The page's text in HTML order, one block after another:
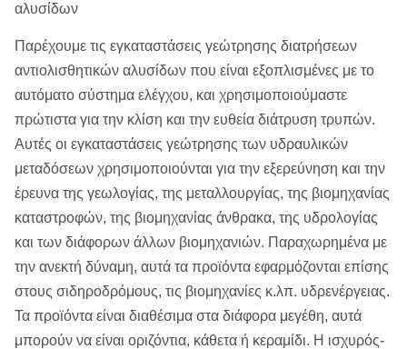
αλυσίδων
Παρέχουμε τις εγκαταστάσεις γεώτρησης διατρήσεων
αντιολισθητικών αλυσίδων που είναι εξοπλισμένες με το
αυτόματο σύστημα ελέγχου, και χρησιμοποιούμαστε
πρώτιστα για την κλίση και την ευθεία διάτρυση τρυπών.
Αυτές οι εγκαταστάσεις γεώτρησης των υδραυλικών
μεταδόσεων χρησιμοποιούνται για την εξερεύνηση και την
έρευνα της γεωλογίας, της μεταλλουργίας, της βιομηχανίας
καταστροφών, της βιομηχανίας άνθρακα, της υδρολογίας
και των διάφορων άλλων βιομηχανιών. Παραχωρημένα με
την ανεκτή δύναμη, αυτά τα προϊόντα εφαρμόζονται επίσης
στους σιδηροδρόμους, τις βιομηχανίες κ.λπ. υδρενέργειας.
Τα προϊόντα είναι διαθέσιμα στα διάφορα μεγέθη, αυτά
μπορούν να είναι οριζόντια, κάθετα ή κεραμίδι. Η ισχυρός-